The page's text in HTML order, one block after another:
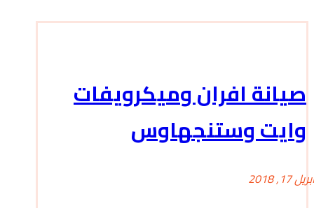
صيانة افران وميكرويفات
وايت وستنجهاوس
أبريل 17, 2018